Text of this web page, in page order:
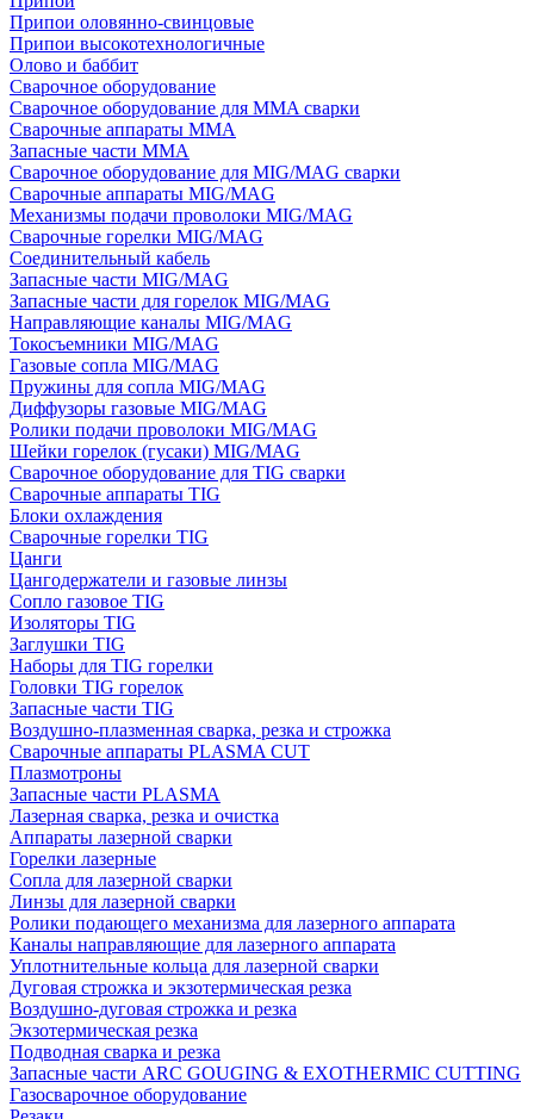
Припои оловянно-свинцовые
Припои высокотехнологичные
Олово и баббит
Сварочное оборудование
Сварочное оборудование для MMA сварки
Сварочные аппараты MMA
Запасные части MMA
Сварочное оборудование для MIG/MAG сварки
Сварочные аппараты MIG/MAG
Механизмы подачи проволоки MIG/MAG
Сварочные горелки MIG/MAG
Соединительный кабель
Запасные части MIG/MAG
Запасные части для горелок MIG/MAG
Направляющие каналы MIG/MAG
Токосъемники MIG/MAG
Газовые сопла MIG/MAG
Пружины для сопла MIG/MAG
Диффузоры газовые MIG/MAG
Ролики подачи проволоки MIG/MAG
Шейки горелок (гусаки) MIG/MAG
Сварочное оборудование для TIG сварки
Сварочные аппараты TIG
Блоки охлаждения
Сварочные горелки TIG
Цанги
Цангодержатели и газовые линзы
Сопло газовое TIG
Изоляторы TIG
Заглушки TIG
Наборы для TIG горелки
Головки TIG горелок
Запасные части TIG
Воздушно-плазменная сварка, резка и строжка
Сварочные аппараты PLASMA CUT
Плазмотроны
Запасные части PLASMA
Лазерная сварка, резка и очистка
Аппараты лазерной сварки
Горелки лазерные
Сопла для лазерной сварки
Линзы для лазерной сварки
Ролики подающего механизма для лазерного аппарата
Каналы направляющие для лазерного аппарата
Уплотнительные кольца для лазерной сварки
Дуговая строжка и экзотермическая резка
Воздушно-дуговая строжка и резка
Экзотермическая резка
Подводная сварка и резка
Запасные части ARC GOUGING & EXOTHERMIC CUTTING
Газосварочное оборудование